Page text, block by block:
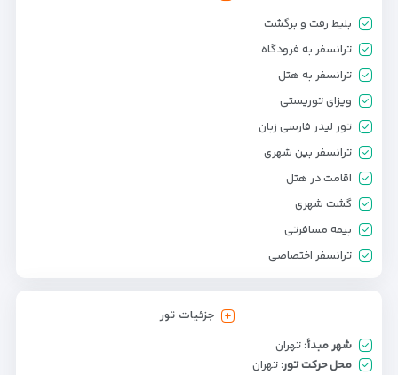
بلیط رفت و برگشت
ترانسفر به فرودگاه
ترانسفر به هتل
ویزای توریستی
تور لیدر فارسی زبان
ترانسفر بین شهری
اقامت در هتل
گشت شهری
بیمه مسافرتی
ترانسفر اختصاصی
جزئیات تور
شهر مبدأ: تهران
محل حرکت تور: تهران